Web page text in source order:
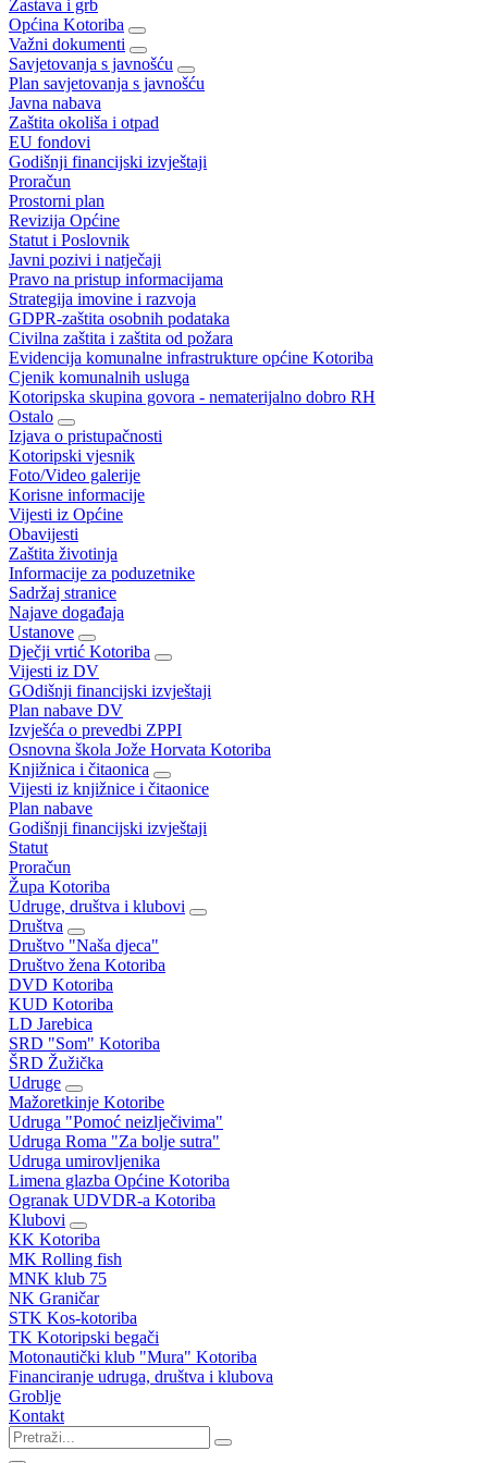
Zastava i grb
Općina Kotoriba
Važni dokumenti
Savjetovanja s javnošću
Plan savjetovanja s javnošću
Javna nabava
Zaštita okoliša i otpad
EU fondovi
Godišnji financijski izvještaji
Proračun
Prostorni plan
Revizija Općine
Statut i Poslovnik
Javni pozivi i natječaji
Pravo na pristup informacijama
Strategija imovine i razvoja
GDPR-zaštita osobnih podataka
Civilna zaštita i zaštita od požara
Evidencija komunalne infrastrukture općine Kotoriba
Cjenik komunalnih usluga
Kotoripska skupina govora - nematerijalno dobro RH
Ostalo
Izjava o pristupačnosti
Kotoripski vjesnik
Foto/Video galerije
Korisne informacije
Vijesti iz Općine
Obavijesti
Zaštita životinja
Informacije za poduzetnike
Sadržaj stranice
Najave događaja
Ustanove
Dječji vrtić Kotoriba
Vijesti iz DV
GOdišnji financijski izvještaji
Plan nabave DV
Izvješća o prevedbi ZPPI
Osnovna škola Jože Horvata Kotoriba
Knjižnica i čitaonica
Vijesti iz knjižnice i čitaonice
Plan nabave
Godišnji financijski izvještaji
Statut
Proračun
Župa Kotoriba
Udruge, društva i klubovi
Društva
Društvo "Naša djeca"
Društvo žena Kotoriba
DVD Kotoriba
KUD Kotoriba
LD Jarebica
SRD "Som" Kotoriba
ŠRD Žužička
Udruge
Mažoretkinje Kotoribe
Udruga "Pomoć neizlječivima"
Udruga Roma "Za bolje sutra"
Udruga umirovljenika
Limena glazba Općine Kotoriba
Ogranak UDVDR-a Kotoriba
Klubovi
KK Kotoriba
MK Rolling fish
MNK klub 75
NK Graničar
STK Kos-kotoriba
TK Kotoripski begači
Motonautički klub "Mura" Kotoriba
Financiranje udruga, društva i klubova
Groblje
Kontakt